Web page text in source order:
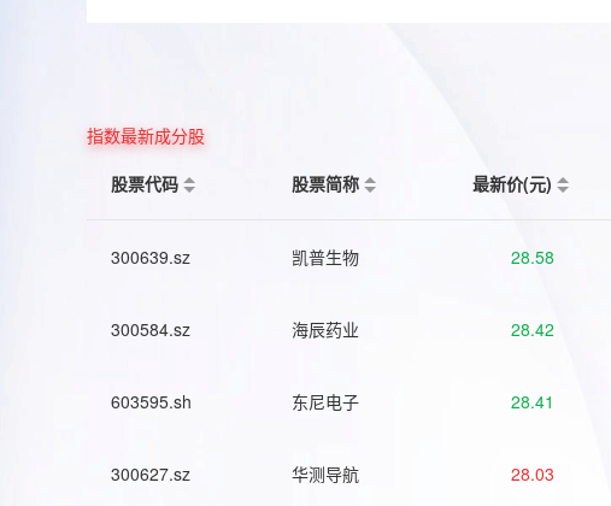
指数最新成分股
股票代码
股票简称 最新价(元)
300639.sz 凯普生物 28.58
300584.sz 海辰药业 28.42
603595.sh 东尼电子 28.41
300627.sz 华测导航 28.03